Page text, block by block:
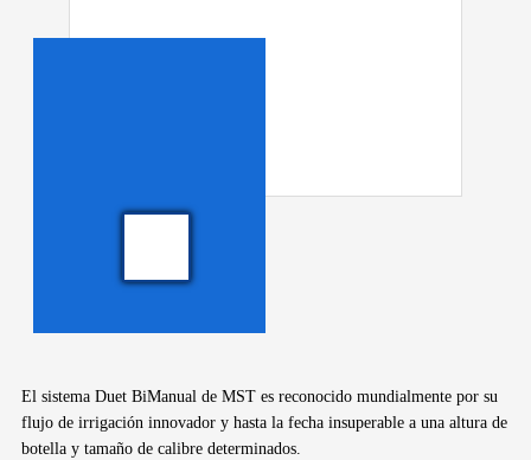
El sistema Duet BiManual de MST es reconocido mundialmente por su
flujo de irrigación innovador y hasta la fecha insuperable a una altura de
botella y tamaño de calibre determinados.